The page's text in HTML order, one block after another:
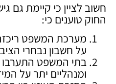
חשוב לציין כי קיימת גם
החוק טוענים כי:
מערכת המשפט
על חשבון נבחרי
בתי המשפט התערבו
ומנהליים יתר על